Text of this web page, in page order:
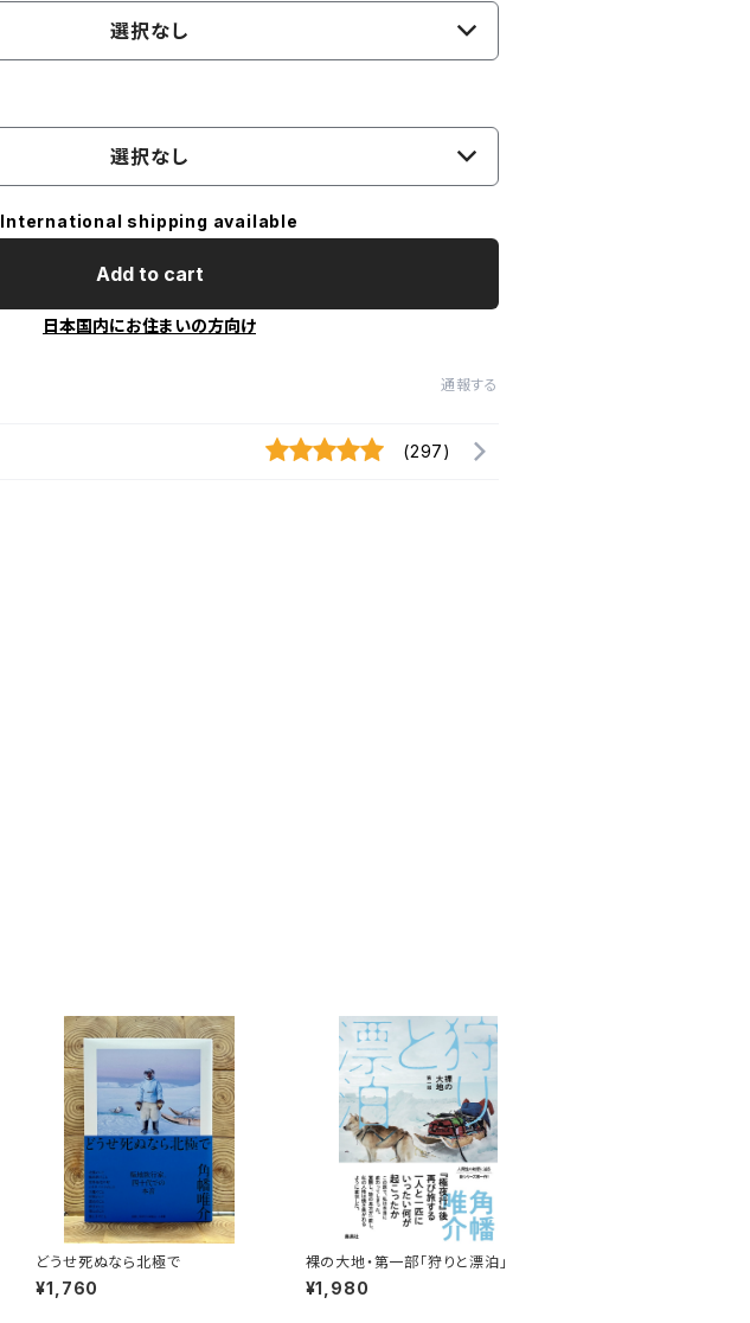
選択なし
選択なし
International shipping available
Add to cart
日本国内にお住まいの方向け
通報する
(297)
どうせ死ぬなら北極で
¥1,760
裸の大地・第一部「狩りと漂泊」
¥1,980